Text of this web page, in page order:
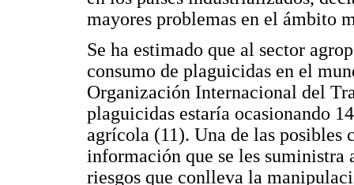
mayores problemas en el ámbito
Se ha estimado que al sector
consumo de plaguicidas en el
Organización Internacional del
plaguicidas estaría ocasionando
agrícola (11). Una de las posibles
información que se les suministra
riesgos que conlleva la